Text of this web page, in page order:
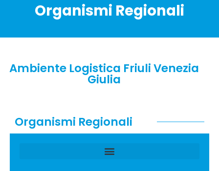
Organismi Regionali
Ambiente Logistica Friuli Venezia
Giulia
Organismi Regionali